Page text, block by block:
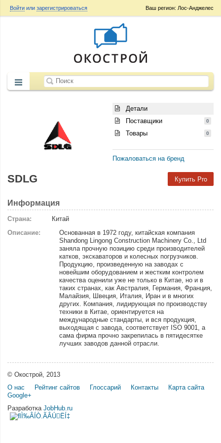
Ваш регион: Лос-Анджелес
Войти или зарегистрироваться
Детали
Поставщики
0
Товары 0
Пожаловаться на бренд
Купить Pro
SDLG
Информация
Страна:
Китай
Описание:
Основанная в 1972 году, китайская компания
Shandong Lingong Construction Machinery Co., Ltd
заняла прочную позицию среди производителей
катков, экскаваторов и колесных погрузчиков.
Продукцию, произведенную на заводах с
новейшим оборудованием и жестким контролем
качества оценили уже не только в Китае, но и в
таких странах, как Австралия, Германия, Франция,
Малайзия, Швеция, Италия, Иран и в многих
других. Компания, лидирующая по производству
техники в Китае, ориентируется на
международные стандарты, и вся продукция,
выходящая с завода, соответствует ISO 9001, а
сама фирма прочно закрепилась в пятидесятке
лучших заводов данной отрасли.
© Окострой, 2013
О нас
Рейтинг сайтов Глоссарий Контакты
Карта сайта
Google+
Разработка JobHub.ru